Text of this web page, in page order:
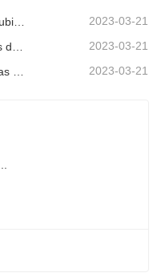
2023-03-21
2023-03-21
El fabricante de láminas recubiertas de color galvanizadas de Shandong le dará una explicación sobre la variedad de su software. 2023-03-21